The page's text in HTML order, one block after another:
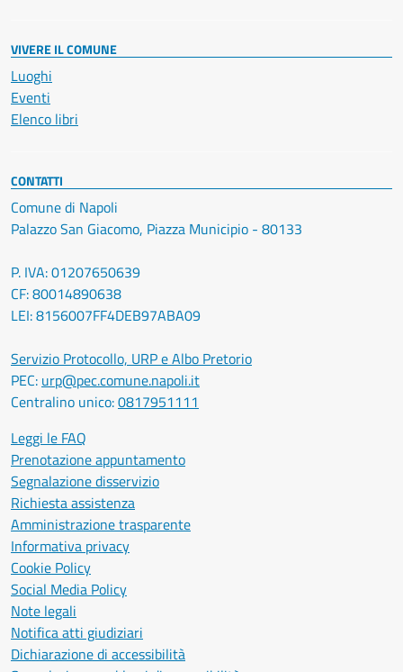
VIVERE IL COMUNE
Luoghi
Eventi
Elenco libri
CONTATTI
Comune di Napoli
Palazzo San Giacomo, Piazza Municipio - 80133
P. IVA: 01207650639
CF: 80014890638
LEI: 8156007FF4DEB97ABA09
Servizio Protocollo, URP e Albo Pretorio
PEC: urp@pec.comune.napoli.it
Centralino unico:0817951111
Leggi le FAQ
Prenotazione appuntamento
Segnalazione disservizio
Richiesta assistenza
Amministrazione trasparente
Informativa privacy
Cookie Policy
Social Media Policy
Note legali
Notifica atti giudiziari
Dichiarazione di accessibilità